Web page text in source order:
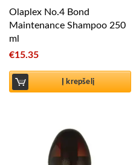
Olaplex No.4 Bond
Maintenance Shampoo 250
ml
€15.35
Į krepšelį